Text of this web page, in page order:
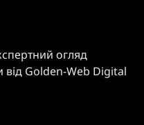
огляд
від Golden-Web Digital